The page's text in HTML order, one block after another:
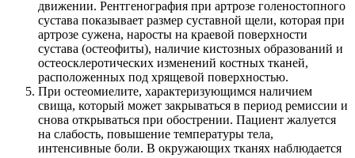
движении. Рентгенография при артрозе голеностопного
сустава показывает размер суставной щели, которая при
артрозе сужена, наросты на краевой поверхности
сустава (остеофиты), наличие кистозных образований и
остеосклеротических изменений костных тканей,
расположенных под хрящевой поверхностью.
При остеомиелите, характеризующимся наличием
свища, который может закрываться в период ремиссии и
снова открываться при обострении. Пациент жалуется
на слабость, повышение температуры тела,
интенсивные боли. В окружающих тканях наблюдается